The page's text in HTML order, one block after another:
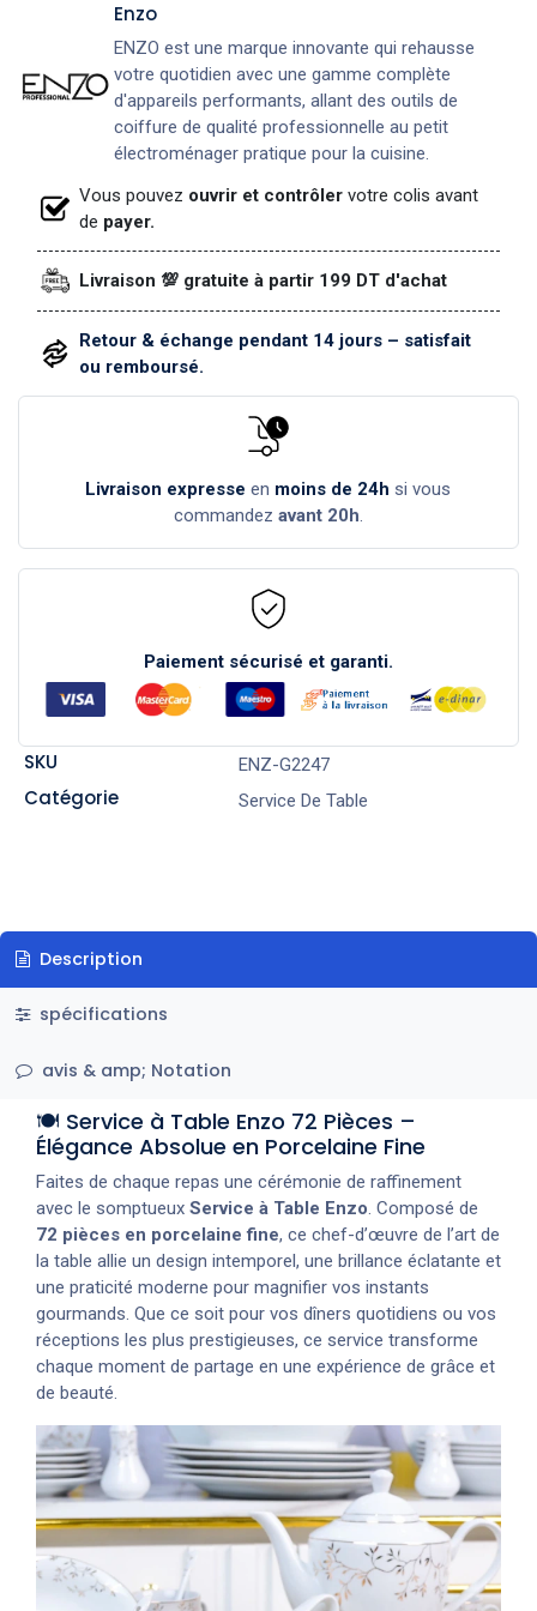
Enzo
ENZO est une marque innovante qui rehausse
votre quotidien avec une gamme complète
d'appareils performants, allant des outils de
coiffure de qualité professionnelle au petit
électroménager pratique pour la cuisine.
Vous pouvez ouvrir et contrôler votre colis avant
de payer.
Livraison 💯 gratuite à partir 199 DT d'achat
Retour & échange pendant 14 jours – satisfait
ou remboursé.
Livraison expresse en moins de 24h si vous
commandez avant 20h.
Paiement sécurisé et garanti.
SKU ENZ-G2247
Catégorie Service De Table
Description
spécifications
avis & amp; Notation
🍽️ Service à Table Enzo 72 Pièces –
Élégance Absolue en Porcelaine Fine
Faites de chaque repas une cérémonie de raffinement
avec le somptueux Service à Table Enzo. Composé de
72 pièces en porcelaine fine, ce chef-d’œuvre de l’art de
la table allie un design intemporel, une brillance éclatante et
une praticité moderne pour magnifier vos instants
gourmands. Que ce soit pour vos dîners quotidiens ou vos
réceptions les plus prestigieuses, ce service transforme
chaque moment de partage en une expérience de grâce et
de beauté.